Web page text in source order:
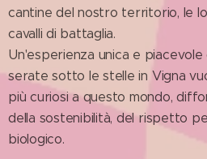
cantine del nostro territorio, le
cavalli di battaglia.
Un'esperienza unica e
serate sotto le stelle in Vigna
più curiosi a questo mondo,
della sostenibilità, del rispetto
biologico.